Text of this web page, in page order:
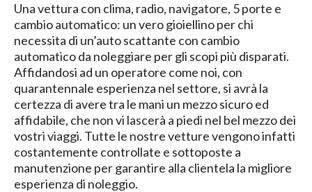
Una vettura con clima, radio, navigatore, 5 porte e
cambio automatico: un vero gioiellino per chi
necessita di un’auto scattante con cambio
automatico da noleggiare per gli scopi più disparati.
Affidandosi ad un operatore come noi, con
quarantennale esperienza nel settore, si avrà la
certezza di avere tra le mani un mezzo sicuro ed
affidabile, che non vi lascerà a piedi nel bel mezzo dei
vostri viaggi. Tutte le nostre vetture vengono infatti
costantemente controllate e sottoposte a
manutenzione per garantire alla clientela la migliore
esperienza di noleggio.